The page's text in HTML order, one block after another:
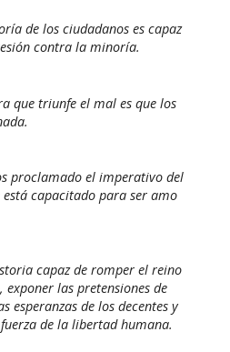
de los ciudadanos es capaz
contra la minoría.
que triunfe el mal es que los
proclamado el imperativo del
capacitado para ser amo
capaz de romper el reino
las pretensiones de
esperanzas de los decentes y
de la libertad humana.